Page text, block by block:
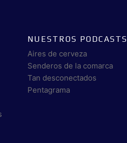
NUESTROS PODCASTS
Aires de cerveza
Senderos de la comarca
Tan desconectados
Pentagrama